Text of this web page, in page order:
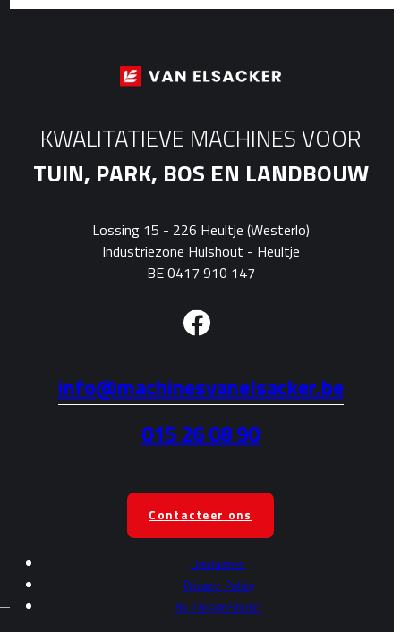
KWALITATIEVE MACHINES VOOR
TUIN, PARK, BOS EN LANDBOUW
Lossing 15 - 226 Heultje (Westerlo)
Industriezone Hulshout - Heultje
BE 0417 910 147
info@machinesvanelsacker.be
015 26 08 90
Contacteer ons
Disclaimer
Privacy Policy
By DesignStudio